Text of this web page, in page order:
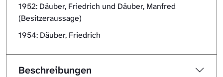
1952: Däuber, Friedrich und Däuber, Manfred
(Besitzeraussage)
1954: Däuber, Friedrich
Beschreibungen